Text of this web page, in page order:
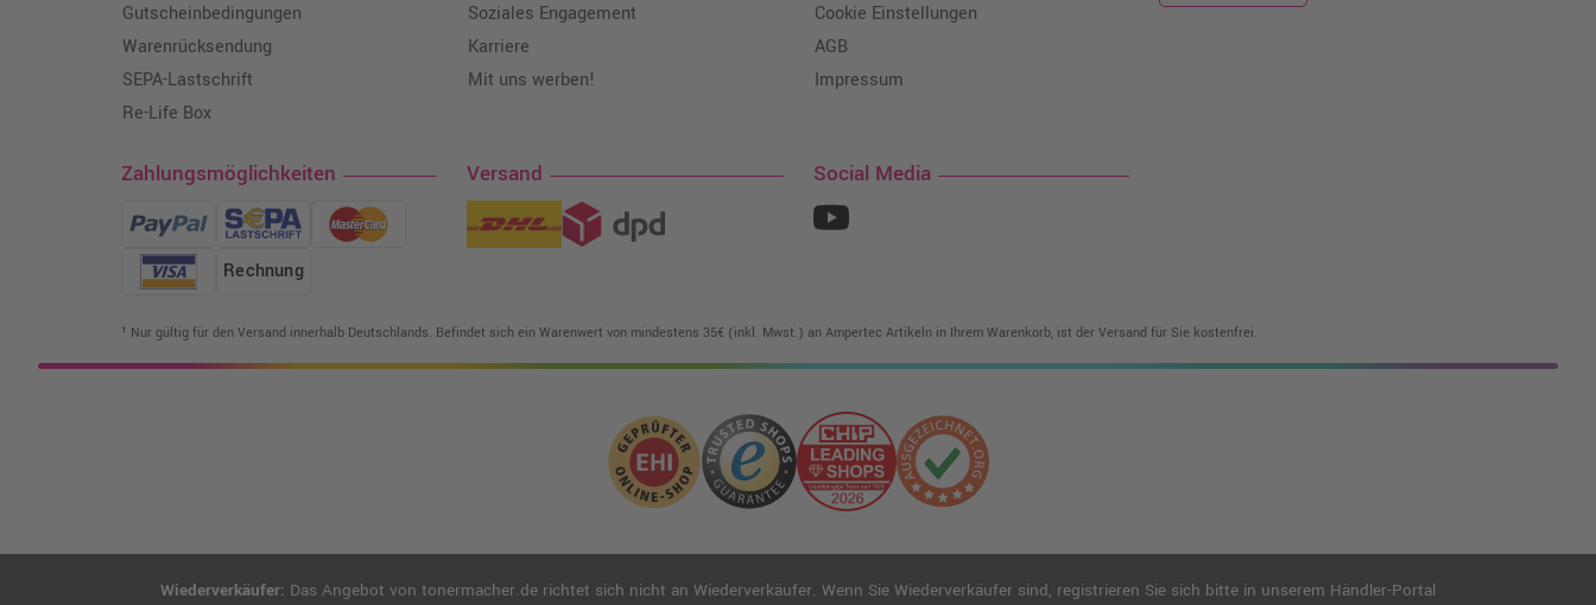
Gutscheinbedingungen
Warenrücksendung
SEPA-Lastschrift
Re-Life Box
Soziales Engagement
Karriere
Mit uns werben!
Cookie Einstellungen
AGB
Impressum
Zahlungsmöglichkeiten
Rechnung
Versand Social Media
¹ Nur gültig für den Versand innerhalb Deutschlands. Befindet sich ein Warenwert von mindestens 35€ (inkl. Mwst.) an Ampertec Artikeln in Ihrem Warenkorb, ist der Versand für Sie kostenfrei.
Wiederverkäufer: Das Angebot von tonermacher.de richtet sich nicht an Wiederverkäufer. Wenn Sie Wiederverkäufer sind, registrieren Sie sich bitte in unserem Händler-Portal